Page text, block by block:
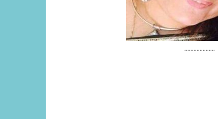
....................